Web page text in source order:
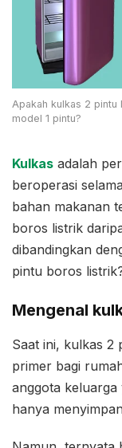
Apakah kulkas 2
model 1 pintu?
Kulkas adalah
beroperasi
bahan makanan
boros listrik
dibandingkan
pintu boros
Mengenal
Saat ini, kulkas 2
primer bagi
anggota
hanya